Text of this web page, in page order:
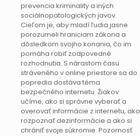
prevencia kriminality a iných
sociálnopatologických javov.
Cieľom je, aby mladí ľudia jasne
porozumeli hraniciam zákona a
dôsledkom svojho konania, čo im
pomáha robiť zodpovedné
rozhodnutia. S nárastom času
stráveného v online priestore sa do
popredia dostáva téma
bezpečného internetu. Žiakov
učíme, ako si správne vyberať a
overovať informácie z internetu, ako
rozpoznať dezinformácie a ako si
chrániť svoje súkromie. Pozornosť